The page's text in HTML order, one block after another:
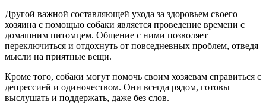
Другой важной составляющей ухода за здоровьем своего
хозяина с помощью собаки является проведение времени с
домашним питомцем. Общение с ними позволяет
переключиться и отдохнуть от повседневных проблем, отведя
мысли на приятные вещи.
Кроме того, собаки могут помочь своим хозяевам справиться с
депрессией и одиночеством. Они всегда рядом, готовы
выслушать и поддержать, даже без слов.